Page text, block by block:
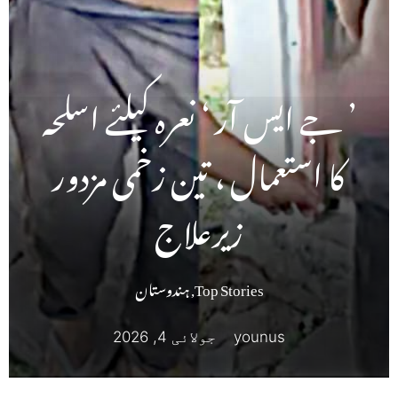
’ جے ایس آر ‘ نعرہ کیلئے اسلحہ
کا استعمال ، تین زخمی مزدور
زیرعلاج
Top Stories
,ہندوستان
younus جولائی 4, 2026